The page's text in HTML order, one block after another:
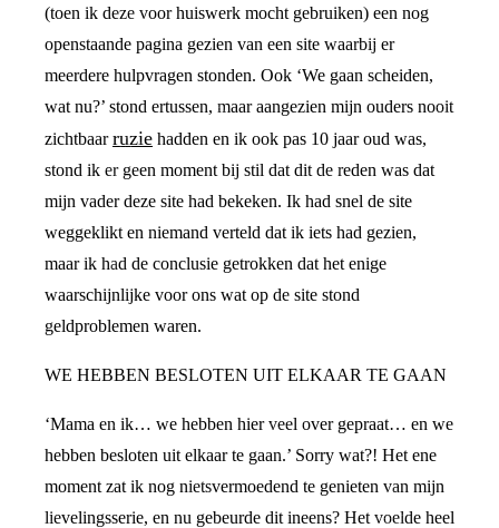
(toen ik deze voor huiswerk mocht gebruiken) een nog
openstaande pagina gezien van een site waarbij er
meerdere hulpvragen stonden. Ook ‘We gaan scheiden,
wat nu?’ stond ertussen, maar aangezien mijn ouders nooit
zichtbaarruzie hadden en ik ook pas 10 jaar oud was,
stond ik er geen moment bij stil dat dit de reden was dat
mijn vader deze site had bekeken. Ik had snel de site
weggeklikt en niemand verteld dat ik iets had gezien,
maar ik had de conclusie getrokken dat het enige
waarschijnlijke voor ons wat op de site stond
geldproblemen waren.
WE HEBBEN BESLOTEN UIT ELKAAR TE GAAN
‘Mama en ik… we hebben hier veel over gepraat… en we
hebben besloten uit elkaar te gaan.’ Sorry wat?! Het ene
moment zat ik nog nietsvermoedend te genieten van mijn
lievelingsserie, en nu gebeurde dit ineens? Het voelde heel